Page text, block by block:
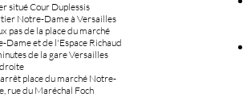
situé Cour Duplessis
Notre-Dame à Versailles
pas de la place du marché
Dame et de l'Espace Richaud
de la gare Versailles
arrêt place du marché Notre-
rue du Maréchal Foch